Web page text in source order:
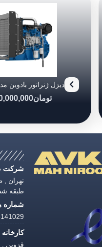
تومان
شرکت
طبقه
شماره
| 02188141033